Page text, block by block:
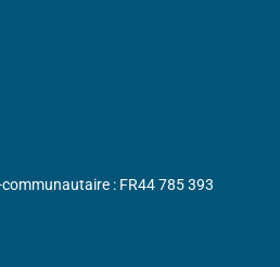
communautaire : FR44 785 393